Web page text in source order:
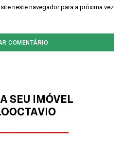
neste navegador para a próxima vez